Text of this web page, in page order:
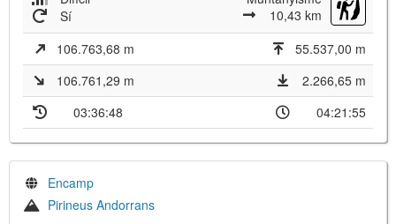
10,43 km
Sí
106.763,68 m
55.537,00 m
106.761,29 m
2.266,65 m
03:36:48
04:21:55
Encamp
Pirineus Andorrans